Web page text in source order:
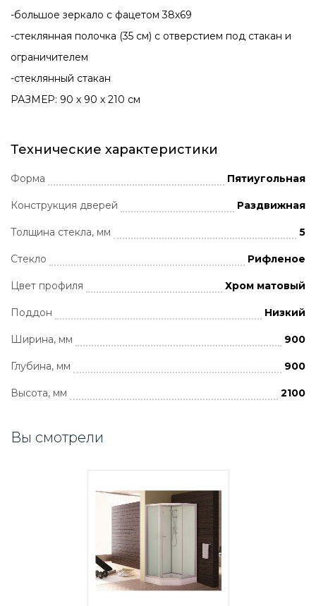
-большое зеркало с фацетом 38х69
-стеклянная полочка (35 см) с отверстием под стакан и
ограничителем
-стеклянный стакан
РАЗМЕР: 90 х 90 х 210 см
Технические характеристики
Форма Пятиугольная
Конструкция дверей Раздвижная
Толщина стекла, мм 5
Стекло Рифленое
Цвет профиля Хром матовый
Поддон Низкий
Ширина, мм 900
Глубина, мм 900
Высота, мм 2100
Вы смотрели